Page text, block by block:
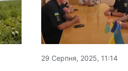
29 Серпня, 2025, 11:14